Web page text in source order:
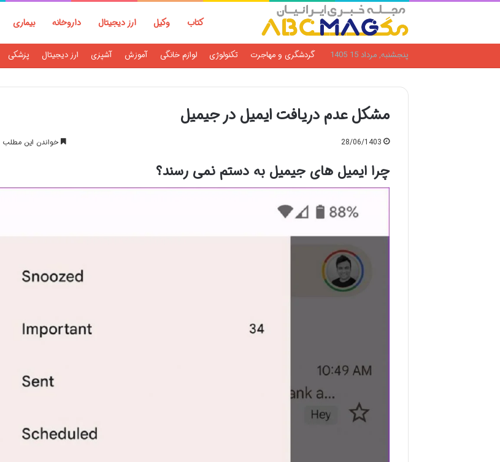
کتاب وکیل ارز دیجیتال داروخانه بیماری
پنجشنبه, مرداد 15 1405 گردشگری و مهاجرت تکنولوژی لوازم خانگی آموزش آشپزی ارز دیجیتال پزشکی
مشکل عدم دریافت ایمیل در جیمیل
28/06/1403 خواندن این مطلب 6 دقیقه زمان میبرد
چرا ایمیل های جیمیل به دستم نمی رسند؟